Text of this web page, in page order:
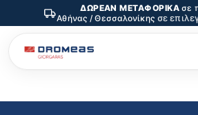
ΔΩΡΕΑΝ ΜΕΤΑΦΟΡΙΚΑ σε
Αθήνας / Θεσσαλονίκης σε